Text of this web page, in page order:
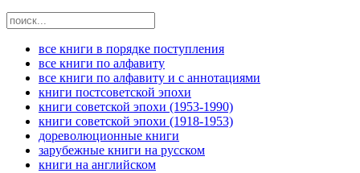
все книги в порядке поступления
все книги по алфавиту
все книги по алфавиту и с аннотациями
книги постсоветской эпохи
книги советской эпохи (1953-1990)
книги советской эпохи (1918-1953)
дореволюционные книги
зарубежные книги на русском
книги на английском